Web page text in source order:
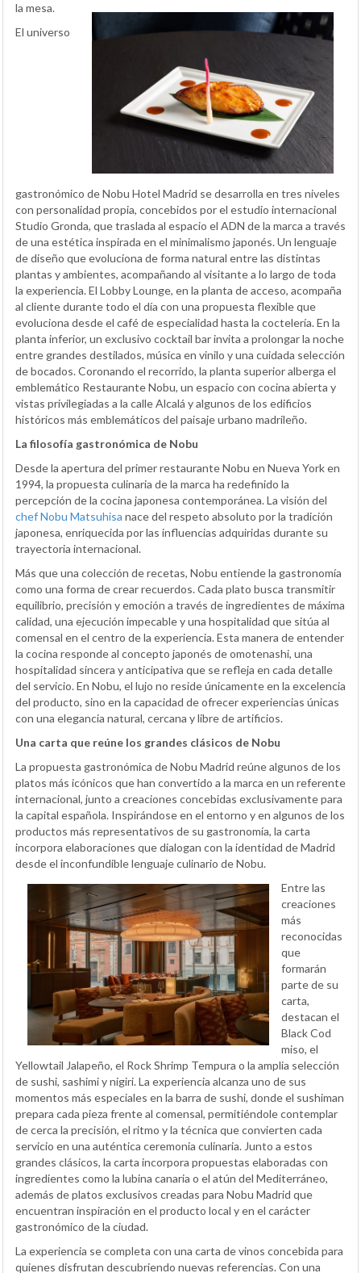
la mesa.
El universo
gastronómico de Nobu Hotel Madrid se desarrolla en tres niveles
con personalidad propia, concebidos por el estudio internacional
Studio Gronda, que traslada al espacio el ADN de la marca a través
de una estética inspirada en el minimalismo japonés. Un lenguaje
de diseño que evoluciona de forma natural entre las distintas
plantas y ambientes, acompañando al visitante a lo largo de toda
la experiencia. El Lobby Lounge, en la planta de acceso, acompaña
al cliente durante todo el día con una propuesta flexible que
evoluciona desde el café de especialidad hasta la coctelería. En la
planta inferior, un exclusivo cocktail bar invita a prolongar la noche
entre grandes destilados, música en vinilo y una cuidada selección
de bocados. Coronando el recorrido, la planta superior alberga el
emblemático Restaurante Nobu, un espacio con cocina abierta y
vistas privilegiadas a la calle Alcalá y algunos de los edificios
históricos más emblemáticos del paisaje urbano madrileño.
La filosofía gastronómica de Nobu
Desde la apertura del primer restaurante Nobu en Nueva York en
1994, la propuesta culinaria de la marca ha redefinido la
percepción de la cocina japonesa contemporánea. La visión del
chef Nobu Matsuhisa nace del respeto absoluto por la tradición
japonesa, enriquecida por las influencias adquiridas durante su
trayectoria internacional.
Más que una colección de recetas, Nobu entiende la gastronomía
como una forma de crear recuerdos. Cada plato busca transmitir
equilibrio, precisión y emoción a través de ingredientes de máxima
calidad, una ejecución impecable y una hospitalidad que sitúa al
comensal en el centro de la experiencia. Esta manera de entender
la cocina responde al concepto japonés de omotenashi, una
hospitalidad sincera y anticipativa que se refleja en cada detalle
del servicio. En Nobu, el lujo no reside únicamente en la excelencia
del producto, sino en la capacidad de ofrecer experiencias únicas
con una elegancia natural, cercana y libre de artificios.
Una carta que reúne los grandes clásicos de Nobu
La propuesta gastronómica de Nobu Madrid reúne algunos de los
platos más icónicos que han convertido a la marca en un referente
internacional, junto a creaciones concebidas exclusivamente para
la capital española. Inspirándose en el entorno y en algunos de los
productos más representativos de su gastronomía, la carta
incorpora elaboraciones que dialogan con la identidad de Madrid
desde el inconfundible lenguaje culinario de Nobu.
Entre las
creaciones
más
reconocidas
que
formarán
parte de su
carta,
destacan el
Black Cod
miso, el
Yellowtail Jalapeño, el Rock Shrimp Tempura o la amplia selección
de sushi, sashimi y nigiri. La experiencia alcanza uno de sus
momentos más especiales en la barra de sushi, donde el sushiman
prepara cada pieza frente al comensal, permitiéndole contemplar
de cerca la precisión, el ritmo y la técnica que convierten cada
servicio en una auténtica ceremonia culinaria. Junto a estos
grandes clásicos, la carta incorpora propuestas elaboradas con
ingredientes como la lubina canaria o el atún del Mediterráneo,
además de platos exclusivos creadas para Nobu Madrid que
encuentran inspiración en el producto local y en el carácter
gastronómico de la ciudad.
La experiencia se completa con una carta de vinos concebida para
quienes disfrutan descubriendo nuevas referencias. Con una